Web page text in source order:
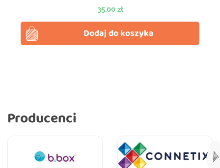
Cena
35,00 zł
Dodaj do koszyka
Producenci